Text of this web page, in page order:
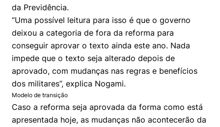
da Previdência.
“Uma possível leitura para isso é que o governo
deixou a categoria de fora da reforma para
conseguir aprovar o texto ainda este ano. Nada
impede que o texto seja alterado depois de
aprovado, com mudanças nas regras e benefícios
dos militares”, explica Nogami.
Modelo de transição
Caso a reforma seja aprovada da forma como está
apresentada hoje, as mudanças não acontecerão da